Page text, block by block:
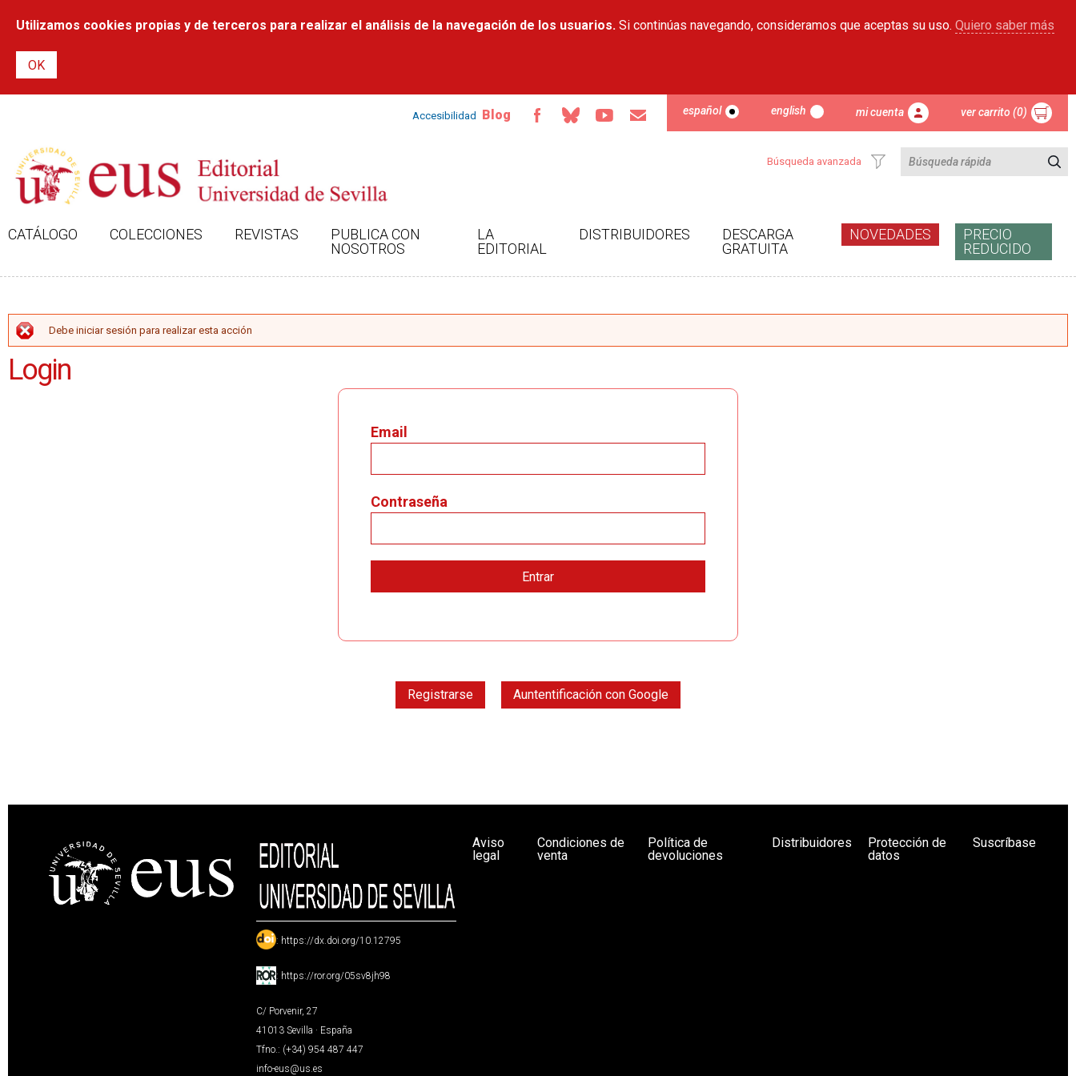
contenido
Utilizamos cookies propias y de terceros para realizar el análisis de la navegación de los usuarios. Si continúas navegando, consideramos que aceptas su uso. Quiero saber más
Accesibilidad Blog español english mi cuenta ver carrito (0)
Búsqueda avanzada
CATÁLOGO COLECCIONES REVISTAS
PUBLICA CON
NOSOTROS
LA
EDITORIAL
DISTRIBUIDORES
DESCARGA
GRATUITA
NOVEDADES
PRECIO
REDUCIDO
MENSAJE DE ERROR
Debe iniciar sesión para realizar esta acción
Login
Email
Contraseña
Registrarse Auntentificación con Google
: https://dx.doi.org/10.12795
: https://ror.org/05sv8jh98
C/ Porvenir, 27
41013 Sevilla · España
Tfno.: (+34) 954 487 447
info-eus@us.es
Aviso
legal
Condiciones de
venta
Política de
devoluciones
Distribuidores
Protección de
datos
Suscríbase